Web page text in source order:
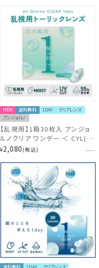
NEW 送料無料 1DAY
クリアレンズ
アンジョルノ
【乱視用】1箱30枚入 アンジョ
ルノクリア ワンデー ＜ CYL(乱
視度数) -1.25D / AX/AXIS(乱
¥2,080 税込
送料無料 1DAY
クリアレンズ